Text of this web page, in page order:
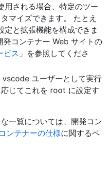
される場合、特定のツー
マイズできます。 たとえ
と拡張機能を構成できま
コンテナー Web サイトの
ビス 」を参照してくださ
vscode ユーザーとして実行
じてこれを root に設定す
一覧については、開発コン
ンテナーの仕様に関するペ